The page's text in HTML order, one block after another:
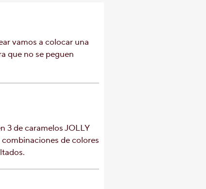
vamos a colocar una
que no se peguen
3 de caramelos JOLLY
de colores